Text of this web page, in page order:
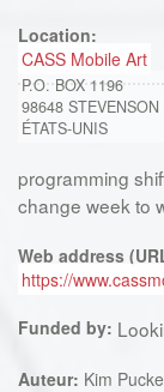
Location:
CASS Mobile Art
P.O. BOX 1196
98648 STEVENSON
ÉTATS-UNIS
programming
change week to
Web address
https://
Funded by:
Auteur: Kim